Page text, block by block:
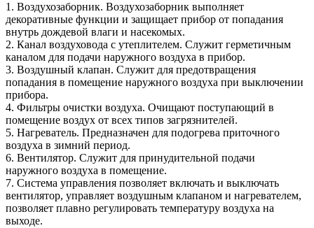
1. Воздухозаборник. Воздухозаборник выполняет
декоративные функции и защищает прибор от попадания
внутрь дождевой влаги и насекомых.
2. Канал воздуховода с утеплителем. Служит герметичным
каналом для подачи наружного воздуха в прибор.
3. Воздушный клапан. Служит для предотвращения
попадания в помещение наружного воздуха при выключении
прибора.
4. Фильтры очистки воздуха. Очищают поступающий в
помещение воздух от всех типов загрязнителей.
5. Нагреватель. Предназначен для подогрева приточного
воздуха в зимний период.
6. Вентилятор. Служит для принудительной подачи
наружного воздуха в помещение.
7. Система управления позволяет включать и выключать
вентилятор, управляет воздушным клапаном и нагревателем,
позволяет плавно регулировать температуру воздуха на
выходе.